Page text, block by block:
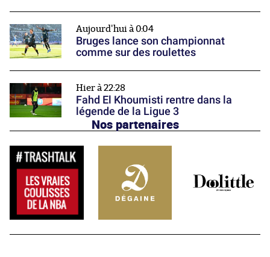
Aujourd'hui à 0:04
Bruges lance son championnat
comme sur des roulettes
Hier à 22:28
Fahd El Khoumisti rentre dans la
légende de la Ligue 3
Nos partenaires